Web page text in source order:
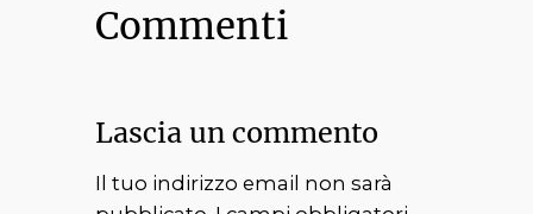
Commenti
Lascia un commento
Il tuo indirizzo email non sarà